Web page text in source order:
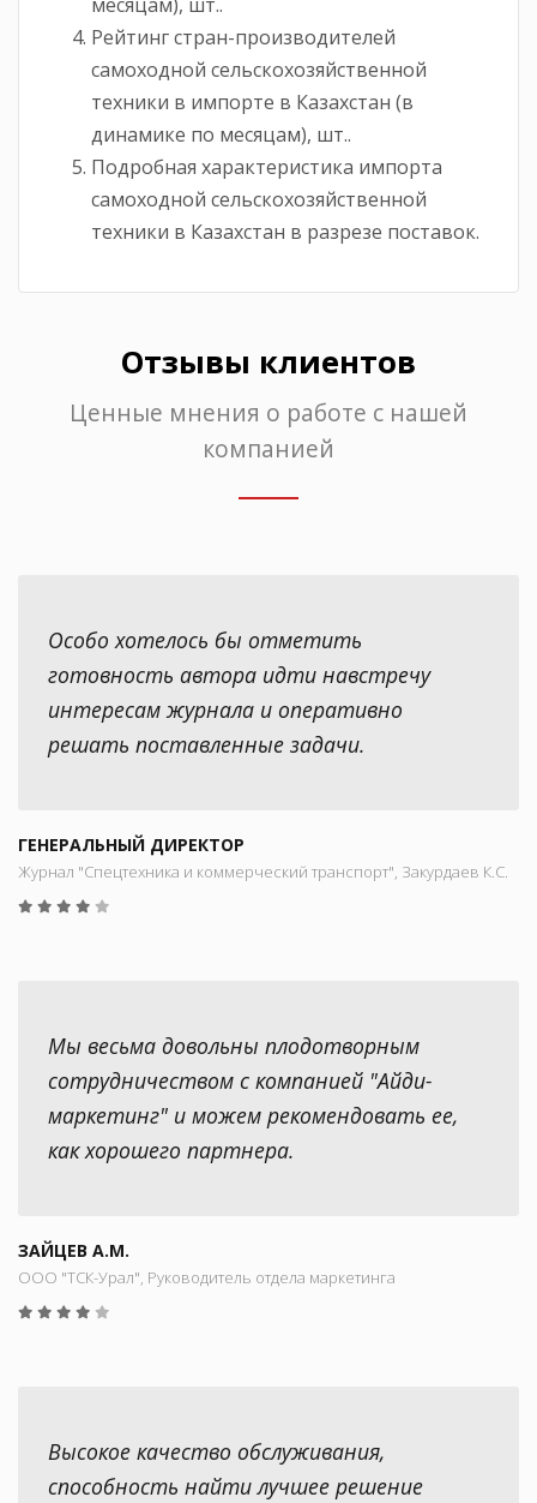
месяцам), шт..
Рейтинг стран-производителей
самоходной сельскохозяйственной
техники в импорте в Казахстан (в
динамике по месяцам), шт..
Подробная характеристика импорта
самоходной сельскохозяйственной
техники в Казахстан в разрезе поставок.
Отзывы клиентов
Ценные мнения о работе с нашей
компанией
Особо хотелось бы отметить
готовность автора идти навстречу
интересам журнала и оперативно
решать поставленные задачи.
ГЕНЕРАЛЬНЫЙ ДИРЕКТОР
Журнал "Спецтехника и коммерческий транспорт", Закурдаев К.С.
Мы весьма довольны плодотворным
сотрудничеством с компанией "Айди-
маркетинг" и можем рекомендовать ее,
как хорошего партнера.
ЗАЙЦЕВ А.М.
ООО "ТСК-Урал", Руководитель отдела маркетинга
Высокое качество обслуживания,
способность найти лучшее решение